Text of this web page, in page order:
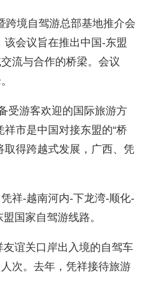
跨境自驾游总部基地推介会
会议旨在推出中国-东盟
流与合作的桥梁。会议
受游客欢迎的国际旅游方
市是中国对接东盟的“桥
取得跨越式发展，广西、凭
祥-越南河内-下龙湾-顺化-
国家自驾游线路。
谊关口岸出入境的自驾车
次。去年，凭祥接待旅游